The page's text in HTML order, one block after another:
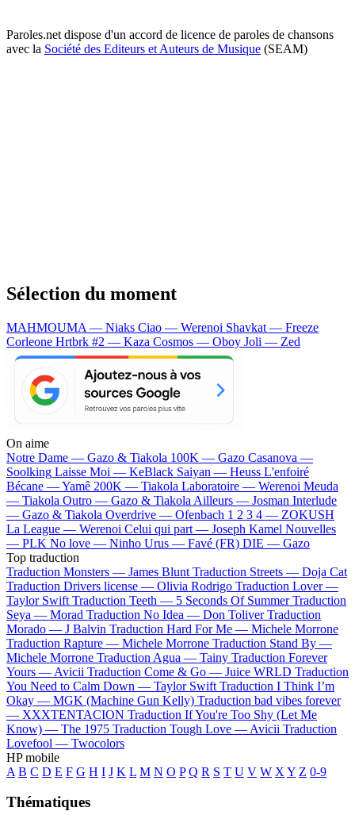
Paroles.net dispose d'un accord de licence de paroles de chansons
avec la Société des Editeurs et Auteurs de Musique (SEAM)
Sélection du moment
MAHMOUMA — Niaks Ciao — Werenoi Shavkat — Freeze
Corleone Hrtbrk #2 — Kaza Cosmos — Oboy Joli — Zed
On aime
Notre Dame — Gazo & Tiakola 100K — Gazo Casanova —
Soolking Laisse Moi — KeBlack Saiyan — Heuss L'enfoiré
Bécane —Yamê 200K — Tiakola Laboratoire — Werenoi Meuda
— Tiakola Outro — Gazo & Tiakola Ailleurs — Josman Interlude
— Gazo & Tiakola Overdrive — Ofenbach 1 2 3 4 — ZOKUSH
La League — Werenoi Celui qui part — Joseph Kamel Nouvelles
— PLK No love — Ninho Urus — Favé (FR) DIE — Gazo
Top traduction
Traduction Monsters — James Blunt Traduction Streets — Doja Cat
Traduction Drivers license — Olivia Rodrigo Traduction Lover —
Taylor Swift Traduction Teeth — 5 Seconds Of Summer Traduction
Seya — Morad Traduction No Idea — Don Toliver Traduction
Morado — J Balvin Traduction Hard For Me — Michele Morrone
Traduction Rapture — Michele Morrone Traduction Stand By —
Michele Morrone Traduction Agua — Tainy Traduction Forever
Yours — Avicii Traduction Come & Go — Juice WRLD Traduction
You Need to Calm Down — Taylor Swift Traduction I Think I’m
Okay — MGK (Machine Gun Kelly) Traduction bad vibes forever
— XXXTENTACION Traduction If You're Too Shy (Let Me
Know) — The 1975 Traduction Tough Love — Avicii Traduction
Lovefool — Twocolors
HP mobile
A B C D E F G H I J K L M N O P Q R S T U V W X Y Z 0-9
Thématiques